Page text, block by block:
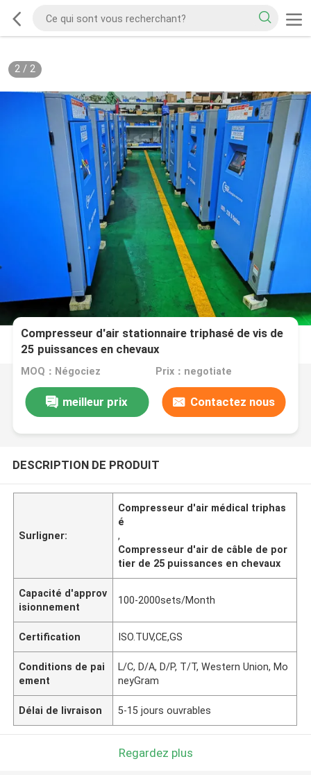
2/ 2
Compresseur d'air stationnaire triphasé de vis de
25 puissances en chevaux
MOQ：Négociez Prix：negotiate
meilleur prix Contactez nous
DESCRIPTION DE PRODUIT
Surligner:
Compresseur d'air médical triphas
é
,
Compresseur d'air de câble de por
tier de 25 puissances en chevaux
Capacité d'approv
isionnement
100-2000sets/Month
Certification ISO.TUV,CE,GS
Conditions de pai
ement
L/C, D/A, D/P, T/T, Western Union, Mo
neyGram
Délai de livraison 5-15 jours ouvrables
Regardez plus